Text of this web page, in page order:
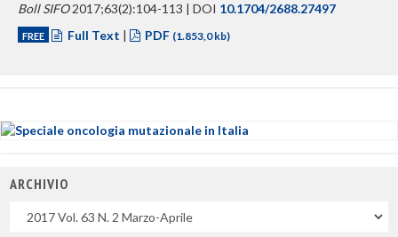
Boll SIFO2017;63(2):104-113 | DOI 10.1704/2688.27497
FREE Full Text | PDF (1.853,0 kb)
ARCHIVIO